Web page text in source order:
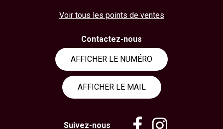
Voir tous les points de ventes
Contactez-nous
AFFICHER LE NUMÉRO
AFFICHER LE MAIL
Suivez-nous